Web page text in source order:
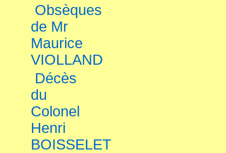
Obsèques
de Mr
Maurice
VIOLLAND
Décès
du
Colonel
Henri
BOISSELET